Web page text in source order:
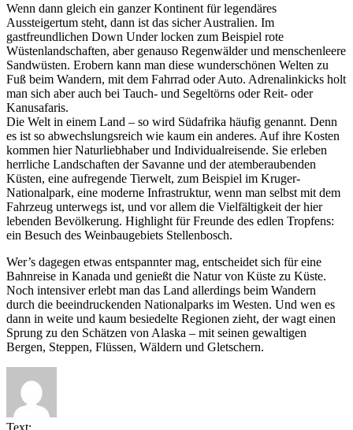
Wenn dann gleich ein ganzer Kontinent für legendäres
Aussteigertum steht, dann ist das sicher Australien. Im
gastfreundlichen Down Under locken zum Beispiel rote
Wüstenlandschaften, aber genauso Regenwälder und menschenleere
Sandwüsten. Erobern kann man diese wunderschönen Welten zu
Fuß beim Wandern, mit dem Fahrrad oder Auto. Adrenalinkicks holt
man sich aber auch bei Tauch- und Segeltörns oder Reit- oder
Kanusafaris.
Die Welt in einem Land – so wird Südafrika häufig genannt. Denn
es ist so abwechslungsreich wie kaum ein anderes. Auf ihre Kosten
kommen hier Naturliebhaber und Individualreisende. Sie erleben
herrliche Landschaften der Savanne und der atemberaubenden
Küsten, eine aufregende Tierwelt, zum Beispiel im Kruger-
Nationalpark, eine moderne Infrastruktur, wenn man selbst mit dem
Fahrzeug unterwegs ist, und vor allem die Vielfältigkeit der hier
lebenden Bevölkerung. Highlight für Freunde des edlen Tropfens:
ein Besuch des Weinbaugebiets Stellenbosch.
Wer’s dagegen etwas entspannter mag, entscheidet sich für eine
Bahnreise in Kanada und genießt die Natur von Küste zu Küste.
Noch intensiver erlebt man das Land allerdings beim Wandern
durch die beeindruckenden Nationalparks im Westen. Und wen es
dann in weite und kaum besiedelte Regionen zieht, der wagt einen
Sprung zu den Schätzen von Alaska – mit seinen gewaltigen
Bergen, Steppen, Flüssen, Wäldern und Gletschern.
Text: